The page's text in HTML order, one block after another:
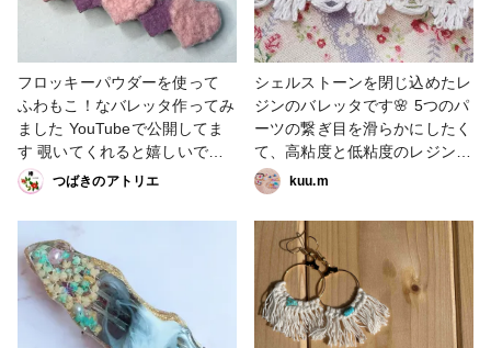
フロッキーパウダーを使って
ふわもこ！なバレッタ作ってみ
ました YouTubeで公開してま
す 覗いてくれると嬉しいです
😊 #レジン #レジンバレッタ #
レジン100均 #レジン好きな方
と繋がりたい #秋の作品コンテ
つばきのアトリエ
シェルストーンを閉じ込めたレ
ジンのバレッタです🌸 5つのパ
ーツの繋ぎ目を滑らかにしたく
て、高粘度と低粘度のレジンを
使い分けしてみました⭐️ カラー
レジンのパーツは波打つ感じに
したくてブルーに着色したレジ
ンと透明をあえてしっかり混ぜ
合わせずに作ってみましたが…
うまく表現できない💦 少し大
きめのバレッタで存在感ある〜
笑 夏っぽい感じになったか
kuu.m